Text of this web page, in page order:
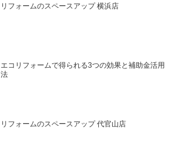
リフォームのスペースアップ 横浜店
エコリフォームで得られる3つの効果と補助金活用
法
リフォームのスペースアップ 代官山店